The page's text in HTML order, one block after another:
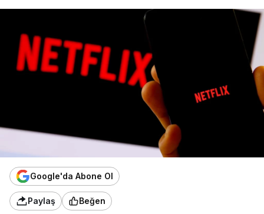
Google'da Abone Ol
Paylaş Beğen